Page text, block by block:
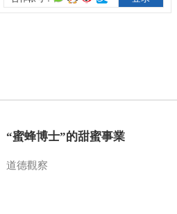
“蜜蜂博士”的甜蜜事業
道德觀察